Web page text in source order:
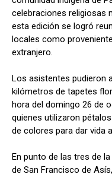
celebraciones religiosas
esta edición se logró
locales como
extranjero.
Los asistentes pudieron
kilómetros de tapetes
hora del domingo 26 de
quienes utilizaron
de colores para dar vida
En punto de las tres de
de San Francisco de